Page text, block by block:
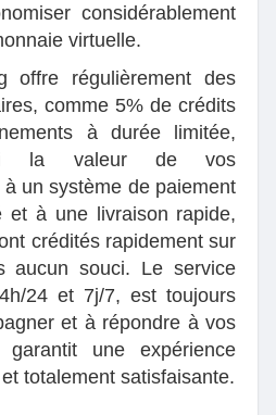
considérablement
virtuelle.
offre régulièrement des
comme 5% de crédits
à durée limitée,
la valeur de vos
un système de paiement
et à une livraison rapide,
crédités rapidement sur
aucun souci. Le service
24 et 7j/7, est toujours
et à répondre à vos
une expérience
totalement satisfaisante.